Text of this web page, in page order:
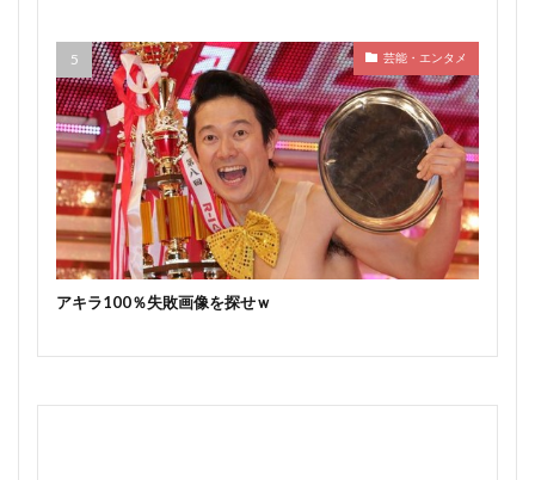
芸能・エンタメ
アキラ100％失敗画像を探せｗ